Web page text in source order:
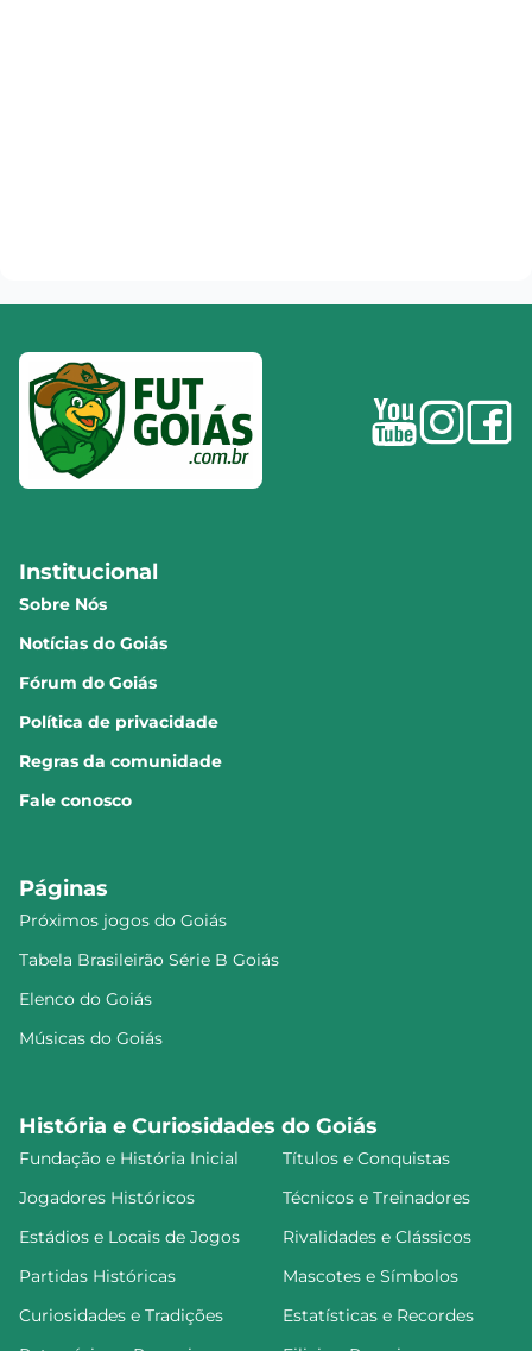
Institucional
Sobre Nós
Notícias do Goiás
Fórum do Goiás
Política de privacidade
Regras da comunidade
Fale conosco
Páginas
Próximos jogos do Goiás
Tabela Brasileirão Série B Goiás
Elenco do Goiás
Músicas do Goiás
História e Curiosidades do Goiás
Fundação e História Inicial
Títulos e Conquistas
Jogadores Históricos
Técnicos e Treinadores
Estádios e Locais de Jogos
Rivalidades e Clássicos
Partidas Históricas
Mascotes e Símbolos
Curiosidades e Tradições
Estatísticas e Recordes